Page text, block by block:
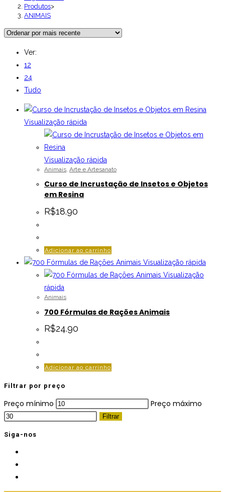
Produtos>
ANIMAIS
Ver:
12
24
Tudo
Visualização rápida
Visualização rápida
Animais, Arte e Artesanato
Curso de Incrustação de Insetos e Objetos
em Resina
R$18.90
Adicionar ao carrinho
Visualização rápida
Visualização
rápida
Animais
700 Fórmulas de Rações Animais
R$24.90
Adicionar ao carrinho
Filtrar por preço
Preço mínimo Preço máximo
Filtrar
Siga-nos